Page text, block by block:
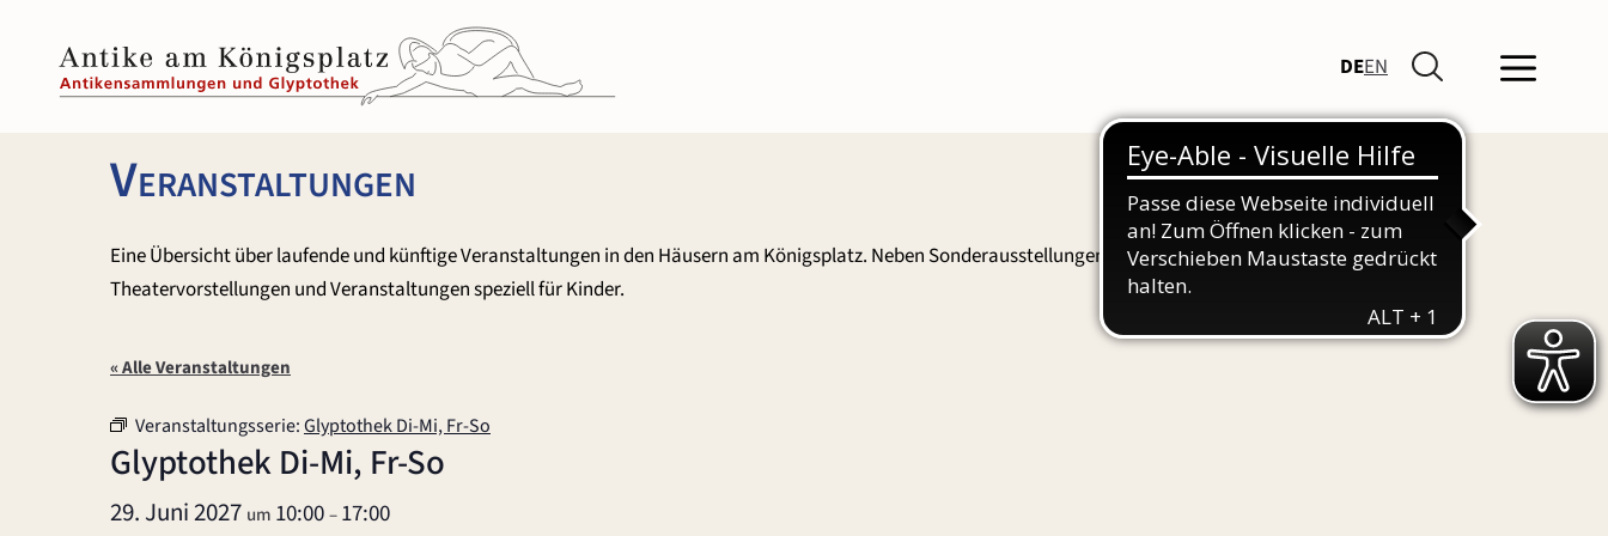
springen
DEEN
Veranstaltungen
Eine Übersicht über laufende und künftige Veranstaltungen in den Häusern am Königsplatz. Neben Sonderausstellungen und Führungen finden Sie hier auch
Theatervorstellungen und Veranstaltungen speziell für Kinder.
« Alle Veranstaltungen
Veranstaltungsserie:Glyptothek Di-Mi, Fr-So
Glyptothek Di-Mi, Fr-So
29. Juni 2027 um 10:00–17:00